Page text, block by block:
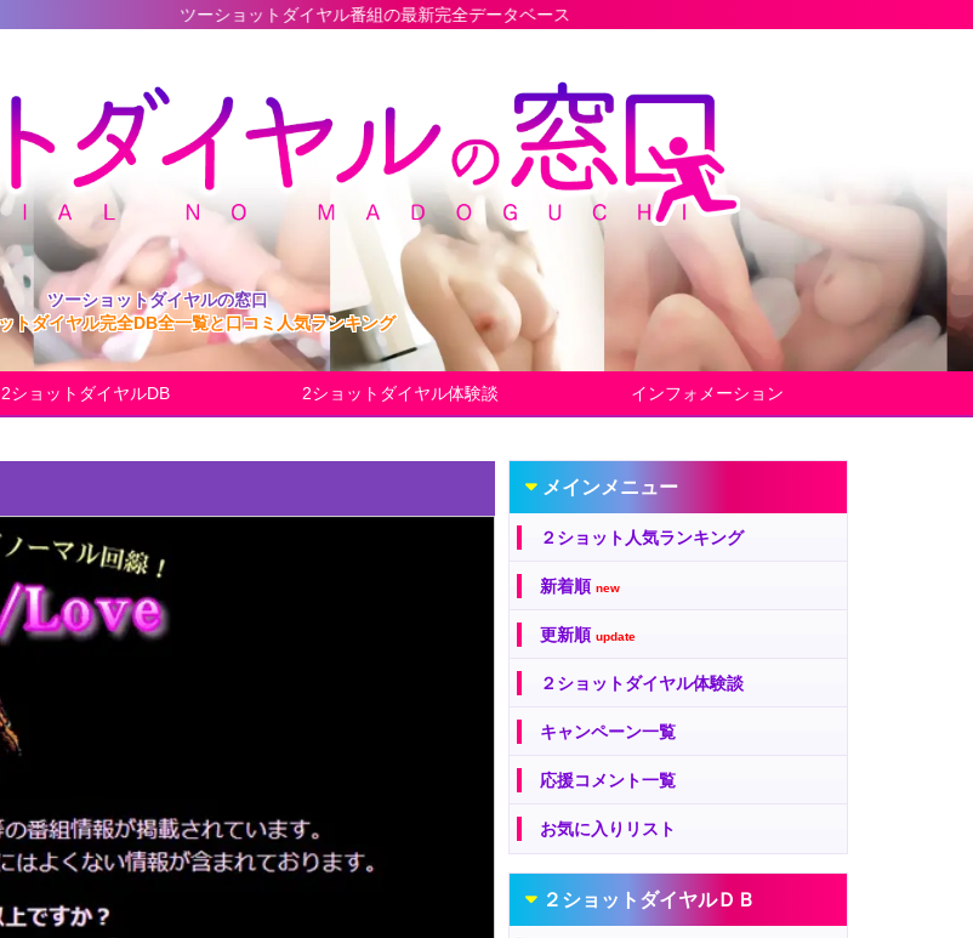
ツーショットダイヤル番組の最新完全データベース
ツーショットダイヤルの窓口
トダイヤル完全DB全一覧と口コミ人気ランキング
2ショットダイヤルDB 2ショットダイヤル体験談 インフォメーション
メインメニュー
２ショット人気ランキング
新着順 new
更新順 update
２ショットダイヤル体験談
キャンペーン一覧
応援コメント一覧
お気に入りリスト
２ショットダイヤルＤＢ